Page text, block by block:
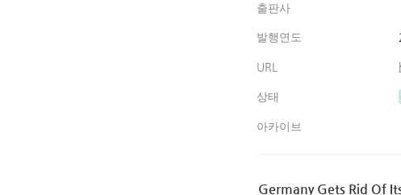
출판사
발행연도
URL
상태
아카이브
Germany Gets Rid Of